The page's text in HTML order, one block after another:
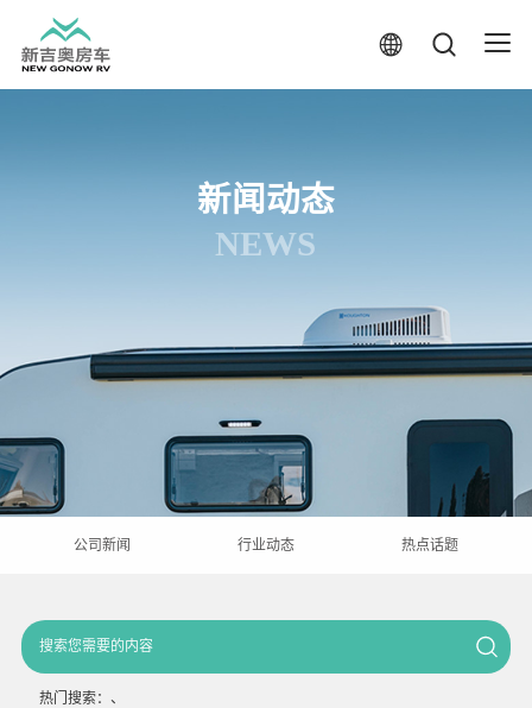
新闻动态
NEWS
公司新闻 行业动态 热点话题
热门搜索： 、